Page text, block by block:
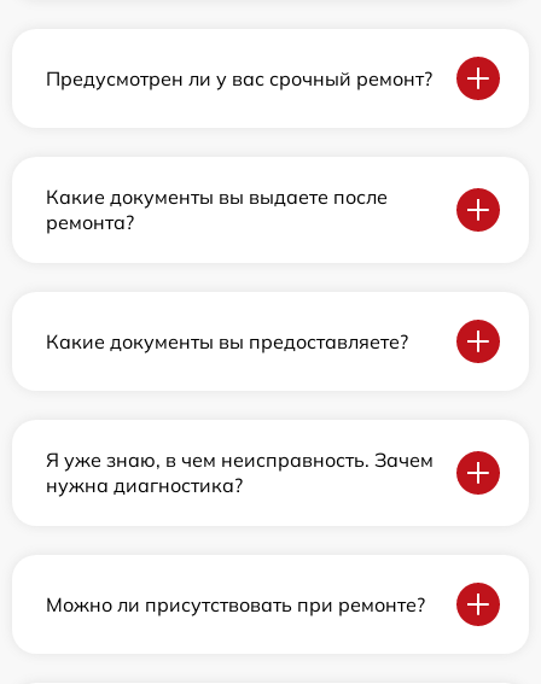
Предусмотрен ли у вас срочный ремонт?
Какие документы вы выдаете после
ремонта?
Какие документы вы предоставляете?
Я уже знаю, в чем неисправность. Зачем
нужна диагностика?
Можно ли присутствовать при ремонте?